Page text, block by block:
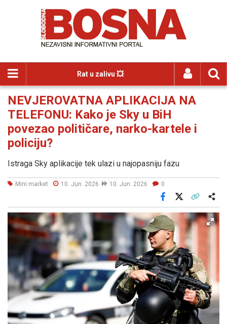
Rat u zalivu 💥
NEVJEROVATNA APLIKACIJA NA
TELEFONU: Kako je Sky u BiH
povezao političare, narko-kartele i
policiju?
Istraga Sky aplikacije tek ulazi u najopasniju fazu
Mini market 10. Jun. 2026 10. Jun. 2026 0
Facebook